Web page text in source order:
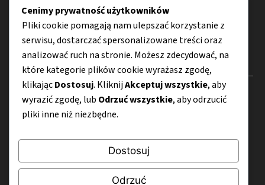
Porady
Menu
O nas
Kontakt
Mapa strony
Polityka prywatności
Cenimy prywatność użytkowników
Pliki cookie pomagają nam ulepszać korzystanie z
serwisu, dostarczać spersonalizowane treści oraz
analizować ruch na stronie. Możesz zdecydować, na
które kategorie plików cookie wyrażasz zgodę,
klikającDostosuj. KliknijAkceptuj wszystkie, aby
wyrazić zgodę, lub Odrzuć wszystkie, aby odrzucić
pliki inne niż niezbędne.
Dostosuj
Odrzuć